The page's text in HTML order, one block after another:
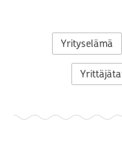
Yrityselämä